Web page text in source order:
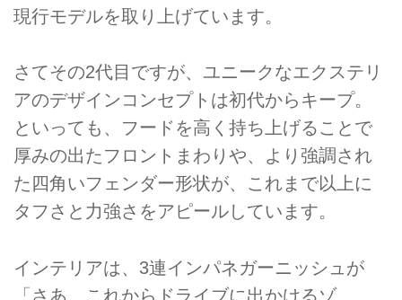
現行モデルを取り上げています。
さてその2代目ですが、ユニークなエクステリ
アのデザインコンセプトは初代からキープ。
といっても、フードを高く持ち上げることで
厚みの出たフロントまわりや、より強調され
た四角いフェンダー形状が、これまで以上に
タフさと力強さをアピールしています。
インテリアは、3連インパネガーニッシュが
「さあ、これからドライブに出かけるゾ